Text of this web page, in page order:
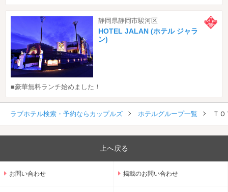
静岡県静岡市駿河区
HOTEL JALAN (ホテル ジャラ
ン)
■豪華無料ランチ始めました！
ラブホテル検索・予約ならカップルズ ホテルグループ一覧 Ｔ
上へ戻る
お問い合わせ 掲載のお問い合わせ